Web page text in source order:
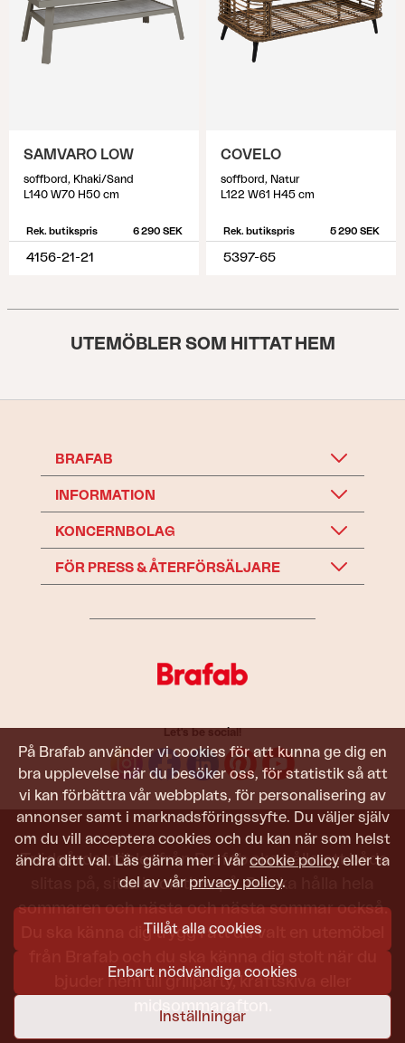
På Brafab använder vi cookies för att kunna ge dig en
bra upplevelse när du besöker oss, för statistik så att
vi kan förbättra vår webbplats, för personalisering av
annonser samt i marknadsföringssyfte. Du väljer själv
om du vill acceptera cookies och du kan när som helst
ändra ditt val. Läs gärna mer i vår cookie policy eller ta
del av vår privacy policy.
Tillåt alla cookies
Enbart nödvändiga cookies
Inställningar
SAMVARO LOW
soffbord, Khaki/Sand
L140 W70 H50 cm
Rek. butikspris 6 290 SEK
4156-21-21
COVELO
soffbord, Natur
L122 W61 H45 cm
Rek. butikspris 5 290 SEK
5397-65
UTEMÖBLER SOM HITTAT HEM
BRAFAB
INFORMATION
KONCERNBOLAG
FÖR PRESS & ÅTERFÖRSÄLJARE
Let's be social!
Trädgårdsmöbler från Brafab ska hålla att både
slitas på, sitta i och titta på. De ska hålla hela
sommaren och nästa och nästa sommar också.
Du ska känna dig trygg i att du valt en utemöbel
bjuder hem till grillparty, kräftskiva eller